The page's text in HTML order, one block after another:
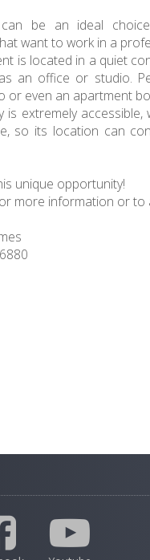
be an ideal
want to work in a
is located in a quiet
an office or studio.
or even an apartment
is extremely
so its location can
unique opportunity!
more information or to